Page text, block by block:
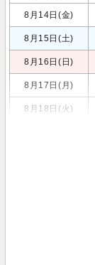
8月14日(金)
8月15日(土)
8月16日(日)
8月17日(月)
8月18日(火)